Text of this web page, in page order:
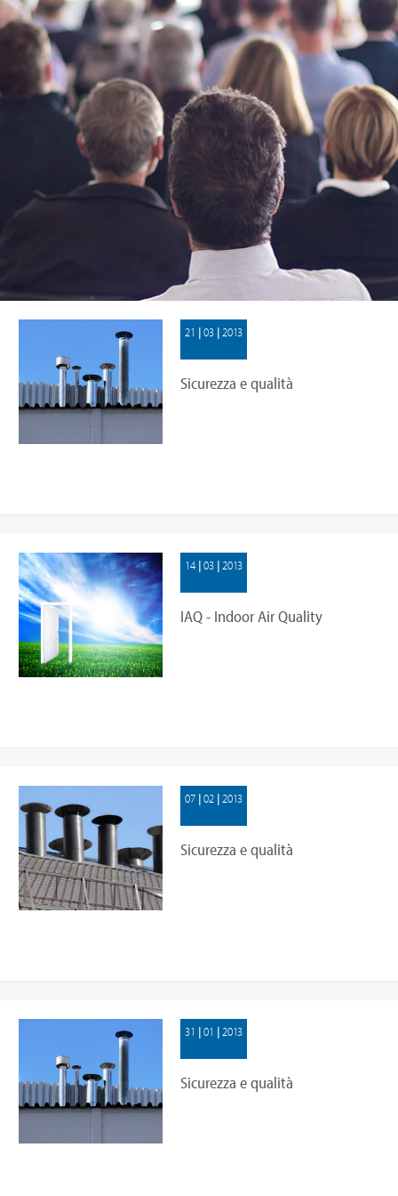
21 | 03 | 2013
Sicurezza e qualità
14 | 03 | 2013
IAQ - Indoor Air Quality
07 | 02 | 2013
Sicurezza e qualità
31 | 01 | 2013
Sicurezza e qualità